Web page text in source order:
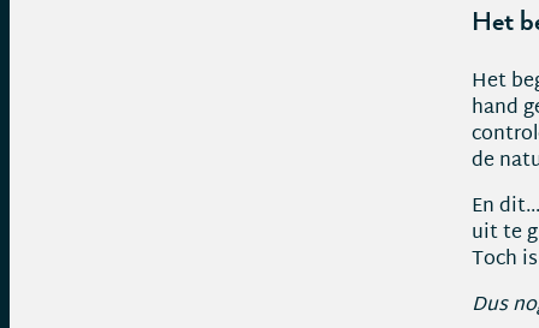
Het
Het
hand
de
En
uit te
Toch
Dus